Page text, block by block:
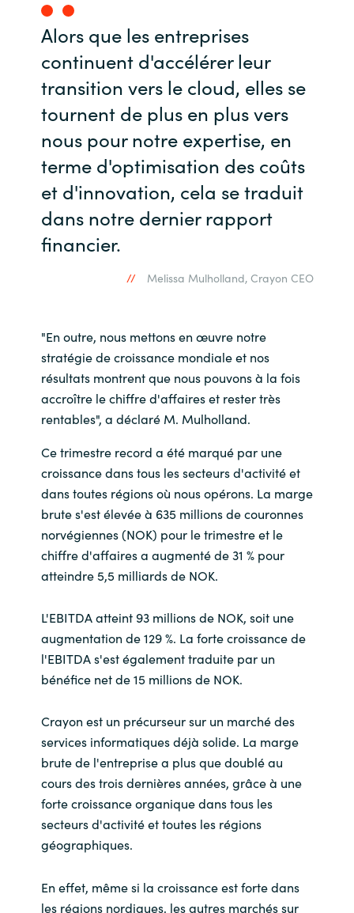
Latvia
Lithuania
Malaysia
Middle East
Netherlands
Oman
Poland
Portugal
Romania
Serbia
Slovenia
Spain
Sri Lanka
Sweden
Switzerland
Ukraine
United States
Alors que les entreprises
continuent d'accélérer leur
transition vers le cloud, elles se
tournent de plus en plus vers
nous pour notre expertise, en
terme d'optimisation des coûts
et d'innovation, cela se traduit
dans notre dernier rapport
financier.
Melissa Mulholland, Crayon CEO
"En outre, nous mettons en œuvre notre
stratégie de croissance mondiale et nos
résultats montrent que nous pouvons à la fois
accroître le chiffre d'affaires et rester très
rentables", a déclaré M. Mulholland.
Ce trimestre record a été marqué par une
croissance dans tous les secteurs d'activité et
dans toutes régions où nous opérons. La marge
brute s'est élevée à 635 millions de couronnes
norvégiennes (NOK) pour le trimestre et le
chiffre d'affaires a augmenté de 31 % pour
atteindre 5,5 milliards de NOK.
L'EBITDA atteint 93 millions de NOK, soit une
augmentation de 129 %. La forte croissance de
l'EBITDA s'est également traduite par un
bénéfice net de 15 millions de NOK.
Crayon est un précurseur sur un marché des
services informatiques déjà solide. La marge
brute de l'entreprise a plus que doublé au
cours des trois dernières années, grâce à une
forte croissance organique dans tous les
secteurs d'activité et toutes les régions
géographiques.
En effet, même si la croissance est forte dans
les régions nordiques, les autres marchés sur